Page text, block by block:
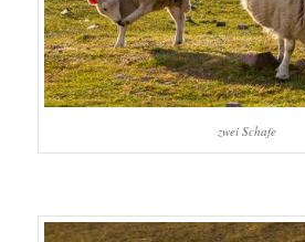
zwei Schafe